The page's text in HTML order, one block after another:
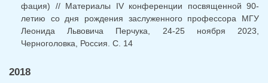
фация) // Материалы IV конференции посвященной 90-
летию со дня рождения заслуженного профессора МГУ
Леонида Львовича Перчука, 24-25 ноября 2023,
Черноголовка, Россия. С. 14
2018